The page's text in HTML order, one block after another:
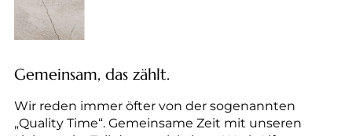
Gemeinsam, das zählt.
Wir reden immer öfter von der sogenannten
„Quality Time“. Gemeinsame Zeit mit unseren